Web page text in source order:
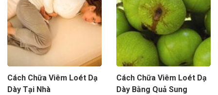
Cách Chữa Viêm Loét Dạ
Dày Tại Nhà
Cách Chữa Viêm Loét Dạ
Dày Bằng Quả Sung